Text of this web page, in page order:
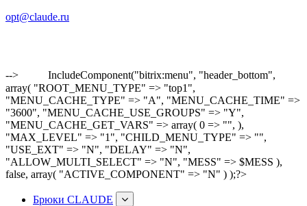
opt@claude.ru
-->
IncludeComponent("bitrix:menu", "header_bottom",
array( "ROOT_MENU_TYPE" => "top1",
"MENU_CACHE_TYPE" => "A", "MENU_CACHE_TIME" =>
"3600", "MENU_CACHE_USE_GROUPS" => "Y",
"MENU_CACHE_GET_VARS" => array( 0 => "", ),
"MAX_LEVEL" => "1", "CHILD_MENU_TYPE" => "",
"USE_EXT" => "N", "DELAY" => "N",
"ALLOW_MULTI_SELECT" => "N", "MESS" => $MESS ),
false, array( "ACTIVE_COMPONENT" => "N" ) );?>
Брюки CLAUDE